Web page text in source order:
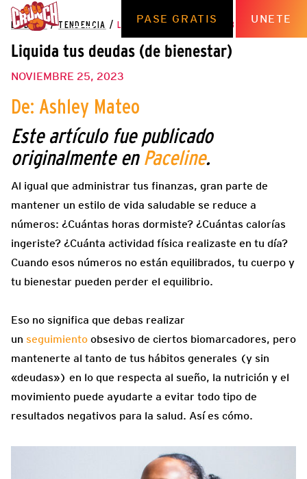
PASE GRATIS UNETE
EL BLOG / TENDENCIA / LIQUIDA TUS DEUDAS (DE BIENESTAR)
Liquida tus deudas (de bienestar)
NOVIEMBRE 25, 2023
De: Ashley Mateo
Este artículo fue publicado
originalmente en Paceline.
Al igual que administrar tus finanzas, gran parte de
mantener un estilo de vida saludable se reduce a
números: ¿Cuántas horas dormiste? ¿Cuántas calorías
ingeriste? ¿Cuánta actividad física realizaste en tu día?
Cuando esos números no están equilibrados, tu cuerpo y
tu bienestar pueden perder el equilibrio.
Eso no significa que debas realizar
un seguimiento obsesivo de ciertos biomarcadores, pero
mantenerte al tanto de tus hábitos generales (y sin
«deudas») en lo que respecta al sueño, la nutrición y el
movimiento puede ayudarte a evitar todo tipo de
resultados negativos para la salud. Así es cómo.